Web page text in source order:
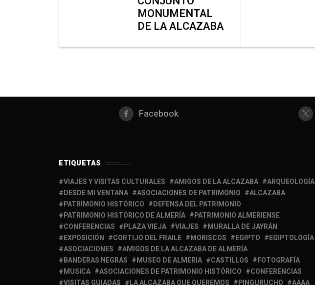
MONUMENTAL
DE LA ALCAZABA
Facebook
ETIQUETAS
VIAJES Y VISITAS CULTURALES
AMIGOS DE LA ALCAZABA
ARQUEOLOGÍA
DESDE MI VENTANA
ASOCIACIONES DE PATRIMONIO
ALCAZABA
PATRIMONIO HISTÓRICO
DEFENSA DEL PATRIMONIO
PATRIMONIO HISTÓRICO DE ALMERÍA
PATRIMONIO ALMERIENSE
CONFERENCIAS
PLAZA VIEJA VIAJES
MURALLA DE JAYRÁN
EXPOSICIÓN
CORTIJO DEL FRAILE MORISCOS EGIPTO
EGIPTOLOGÍA
ASOCIACIONES
AMIGOS DE LA ALCAZABA DE ALMERÍA
BANDERAS NEGRAS
MUSEO DE ALMERIA CASTILLOS
FOTOGRAFÍA
MUSICA
ASOCIACIONES DE PATRIMONIO HISTÓRICO
CONFERENCIAS
VISITAS GUIADAS
LA ALCAZABA QUE QUEREMOS PINGURUCHO AAAA